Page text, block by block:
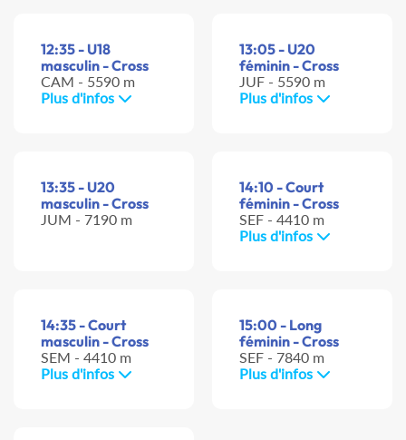
12:35 - U18
masculin - Cross
CAM - 5590 m
Plus d'infos
13:05 - U20
féminin - Cross
JUF - 5590 m
Plus d'infos
13:35 - U20
masculin - Cross
JUM - 7190 m
14:10 - Court
féminin - Cross
SEF - 4410 m
Plus d'infos
14:35 - Court
masculin - Cross
SEM - 4410 m
Plus d'infos
15:00 - Long
féminin - Cross
SEF - 7840 m
Plus d'infos